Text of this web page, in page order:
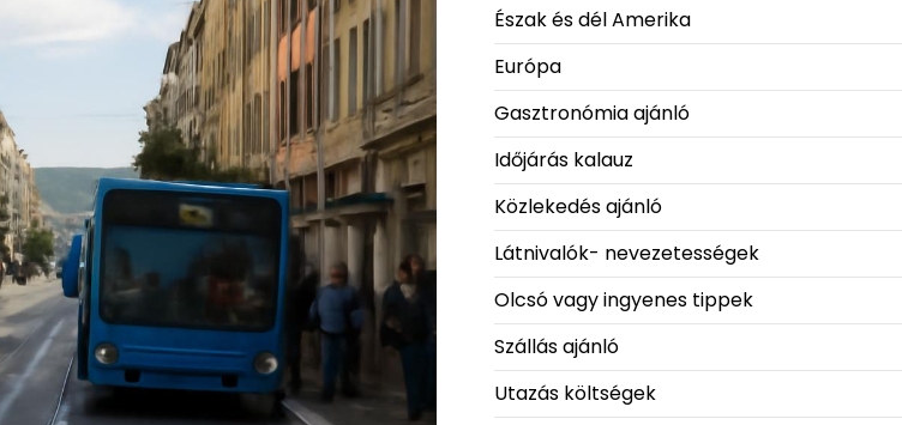
Észak és dél Amerika
Európa
Gasztronómia ajánló
Időjárás kalauz
Közlekedés ajánló
Látnivalók- nevezetességek
Olcsó vagy ingyenes tippek
Szállás ajánló
Utazás költségek